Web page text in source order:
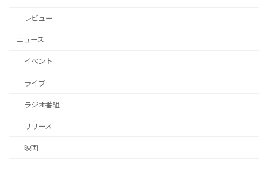
レビュー
ニュース
イベント
ライブ
ラジオ番組
リリース
映画